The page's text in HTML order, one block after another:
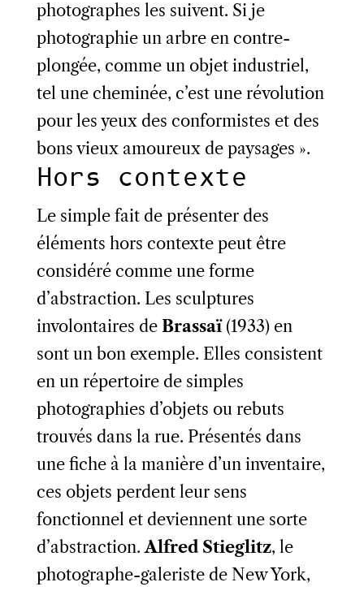
photographes les suivent. Si je
photographie un arbre en contre-
plongée, comme un objet industriel,
tel une cheminée, c’est une révolution
pour les yeux des conformistes et des
bons vieux amoureux de paysages ».
Hors contexte
Le simple fait de présenter des
éléments hors contexte peut être
considéré comme une forme
d’abstraction. Les sculptures
involontaires de Brassaï(1933) en
sont un bon exemple. Elles consistent
en un répertoire de simples
photographies d’objets ou rebuts
trouvés dans la rue. Présentés dans
une fiche à la manière d’un inventaire,
ces objets perdent leur sens
fonctionnel et deviennent une sorte
d’abstraction.Alfred Stieglitz, le
photographe-galeriste de New York,